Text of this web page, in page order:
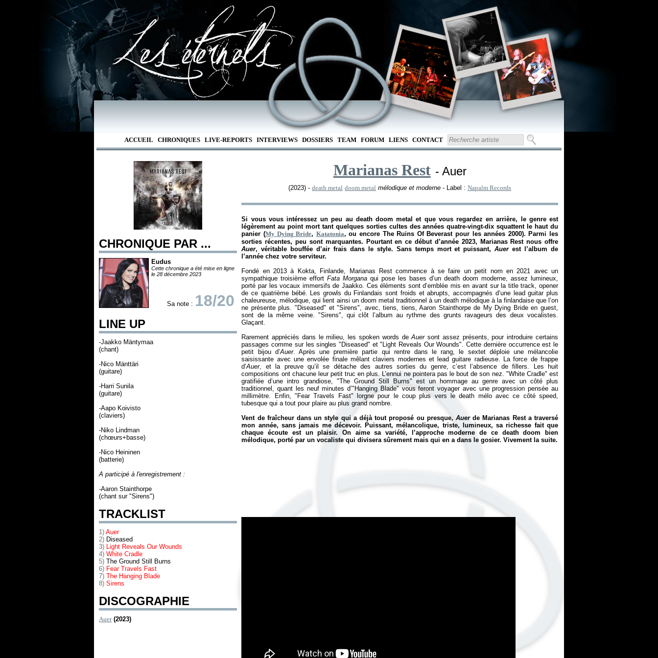
ACCUEIL CHRONIQUES LIVE-REPORTS INTERVIEWS DOSSIERS TEAM FORUM LIENS CONTACT
CHRONIQUE PAR ...
Eudus
Cette chronique a été mise en ligne
le 28 décembre 2023
Sa note : 18/20
LINE UP
-Jaakko Mäntymaa
(chant)
-Nico Mänttäri
(guitare)
-Harri Sunila
(guitare)
-Aapo Koivisto
(claviers)
-Niko Lindman
(chœurs+basse)
-Nico Heininen
(batterie)
A participé à l'enregistrement :
-Aaron Stainthorpe
(chant sur "Sirens")
TRACKLIST
1) Auer
2) Diseased
3) Light Reveals Our Wounds
4) White Cradle
5) The Ground Still Burns
6) Fear Travels Fast
7) The Hanging Blade
8) Sirens
DISCOGRAPHIE
Auer (2023)
Marianas Rest - Auer
(2023) -death metal doom metal mélodique et moderne - Label :Napalm Records
Si vous vous intéressez un peu au death doom metal et que vous regardez en arrière, le genre est
légèrement au point mort tant quelques sorties cultes des années quatre-vingt-dix squattent le haut du
panier (My Dying Bride, Katatonia, ou encore The Ruins Of Beverast pour les années 2000). Parmi les
sorties récentes, peu sont marquantes. Pourtant en ce début d’année 2023, Marianas Rest nous offre
Auer, véritable bouffée d’air frais dans le style. Sans temps mort et puissant,Auerest l’album de
l’année chez votre serviteur.
Fondé en 2013 à Kokta, Finlande, Marianas Rest commence à se faire un petit nom en 2021 avec un
sympathique troisième effortFata Morgana qui pose les bases d’un death doom moderne, assez lumineux,
porté par les vocaux immersifs de Jaakko. Ces éléments sont d’emblée mis en avant sur la title track, opener
de ce quatrième bébé. Les growls du Finlandais sont froids et abrupts, accompagnés d’une lead guitar plus
chaleureuse, mélodique, qui lient ainsi un doom metal traditionnel à un death mélodique à la finlandaise que l’on
ne présente plus. "Diseased" et "Sirens", avec, tiens, tiens, Aaron Stainthorpe de My Dying Bride en guest,
sont de la même veine. "Sirens", qui clôt l’album au rythme des grunts ravageurs des deux vocalistes.
Glaçant.
Rarement appréciés dans le milieu, les spoken words deAuersont assez présents, pour introduire certains
passages comme sur les singles "Diseased" et "Light Reveals Our Wounds". Cette dernière occurrence est le
petit bijou d’Auer. Après une première partie qui rentre dans le rang, le sextet déploie une mélancolie
saisissante avec une envolée finale mêlant claviers modernes et lead guitare radieuse. La force de frappe
d’Auer, et la preuve qu’il se détache des autres sorties du genre, c’est l’absence de fillers. Les huit
compositions ont chacune leur petit truc en plus. L’ennui ne pointera pas le bout de son nez. "White Cradle" est
gratifiée d’une intro grandiose, "The Ground Still Burns" est un hommage au genre avec un côté plus
traditionnel, quant les neuf minutes d’"Hanging Blade" vous feront voyager avec une progression pensée au
millimètre. Enfin, "Fear Travels Fast" lorgne pour le coup plus vers le death mélo avec ce côté speed,
tubesque qui a tout pour plaire au plus grand nombre.
Vent de fraîcheur dans un style qui a déjà tout proposé ou presque, Auerde Marianas Rest a traversé
mon année, sans jamais me décevoir. Puissant, mélancolique, triste, lumineux, sa richesse fait que
chaque écoute est un plaisir. On aime sa variété, l’approche moderne de ce death doom bien
mélodique, porté par un vocaliste qui divisera sûrement mais qui en a dans le gosier. Vivement la suite.